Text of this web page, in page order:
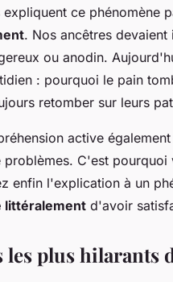
expliquent ce phénomène
. Nos ancêtres
ou anodin.
: pourquoi le pain
retomber sur leurs
active
C'est
enfin l'explication à un
littéralement d'avoir
les plus hilarants